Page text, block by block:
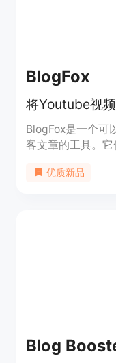
BlogFox
将Youtube视频
BlogFox是一个可
客文章的工具。
度参与度。它还
优质新品
Blog